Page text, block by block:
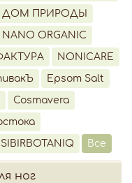
ДОМ ПРИРОДЫ
NANO ORGANIC
NONICARE
Epsom Salt
Cosmavera
SIBIRBOTANIQ Все
ног